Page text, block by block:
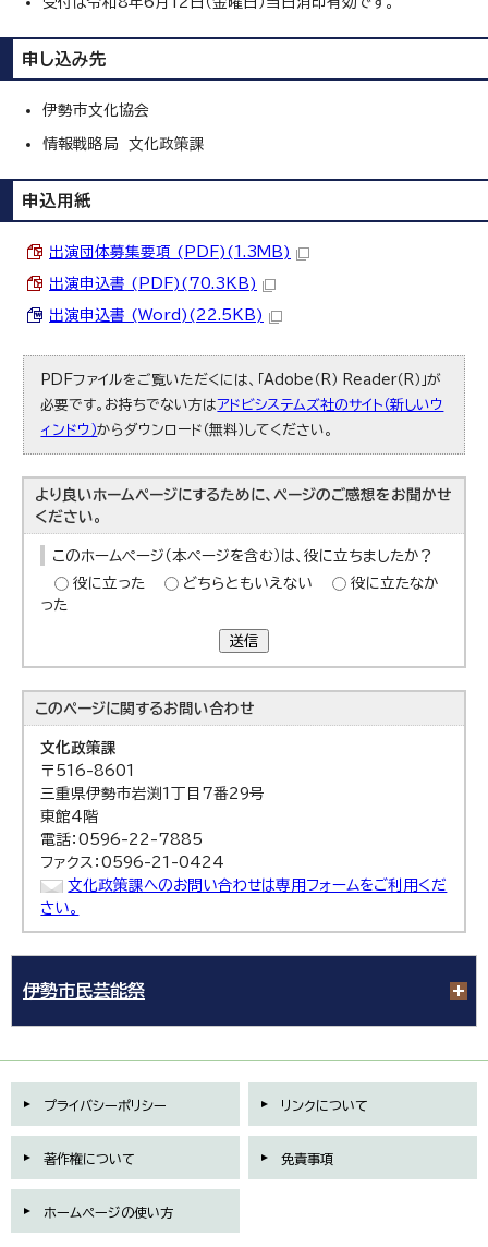
申し込み先
伊勢市文化協会
情報戦略局 文化政策課
申込用紙
出演団体募集要項 (PDF)(1.3MB)
出演申込書 (PDF)(70.3KB)
出演申込書 (Word)(22.5KB)
PDFファイルをご覧いただくには、「Adobe（R） Reader（R）」が
必要です。お持ちでない方は アドビシステムズ社のサイト（新しいウ
ィンドウ）からダウンロード（無料）してください。
より良いホームページにするために、ページのご感想をお聞かせ
ください。
このホームページ（本ページを含む）は、役に立ちましたか？
役に立った
どちらともいえない
役に立たなか
った
送信
このページに関するお問い合わせ
文化政策課
〒516-8601
三重県伊勢市岩渕1丁目7番29号
東館4階
電話：0596-22-7885
ファクス：0596-21-0424
文化政策課へのお問い合わせは専用フォームをご利用くだ
さい。
伊勢市民芸能祭
プライバシーポリシー リンクについて
著作権について 免責事項
ホームページの使い方